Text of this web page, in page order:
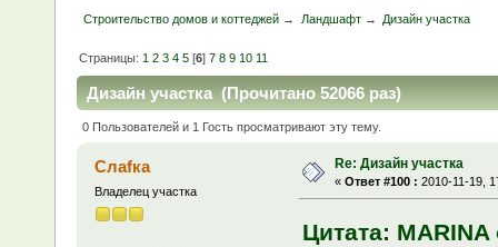
Строительство домов и коттеджей → Ландшафт→ Дизайн участка
Страницы:1 2 3 4 5 [6]7 8 9 10 11
Дизайн участка (Прочитано 52066 раз)
0 Пользователей и 1 Гость просматривают эту тему.
Слаfка
Владелец участка
Re: Дизайн участка
« Ответ #100 : 2010-11-19,
Цитата: MARINA